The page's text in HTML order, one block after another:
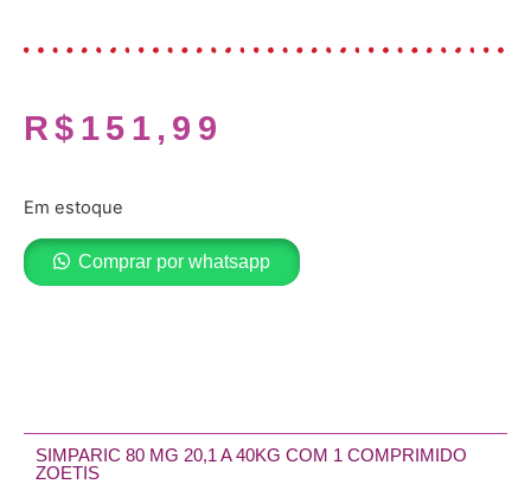
R$ 151,99
Em estoque
Comprar por whatsapp
SIMPARIC 80 MG 20,1 A 40KG COM 1 COMPRIMIDO
ZOETIS